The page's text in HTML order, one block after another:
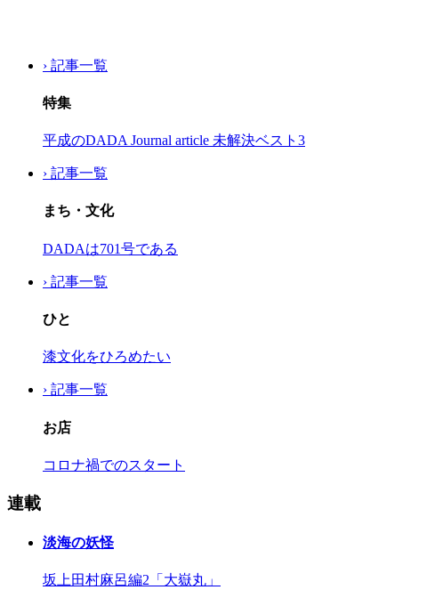
› 記事一覧
特集
平成のDADA Journal article 未解決ベスト3
› 記事一覧
まち・文化
DADAは701号である
› 記事一覧
ひと
漆文化をひろめたい
› 記事一覧
お店
コロナ禍でのスタート
連載
淡海の妖怪
坂上田村麻呂編2「大嶽丸」